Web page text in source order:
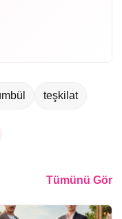
teşkilat
Tümünü Gör